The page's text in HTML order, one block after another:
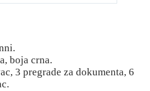
boja crna.
3 pregrade za dokumenta, 6